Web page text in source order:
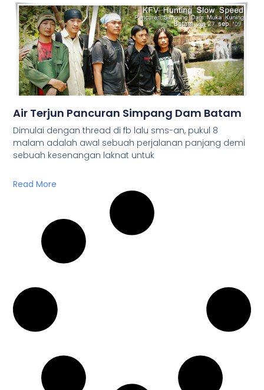
Air Terjun Pancuran Simpang Dam Batam
Dimulai dengan thread di fb lalu sms-an, pukul 8
malam adalah awal sebuah perjalanan panjang demi
sebuah kesenangan laknat untuk
Read More